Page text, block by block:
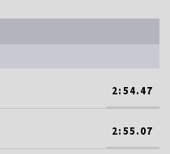
2:54.47
2:55.07